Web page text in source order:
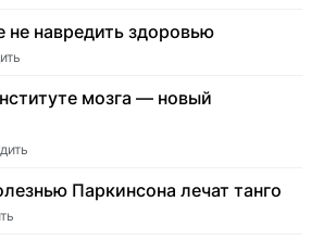
навредить здоровью
мозга — новый
Паркинсона лечат танго